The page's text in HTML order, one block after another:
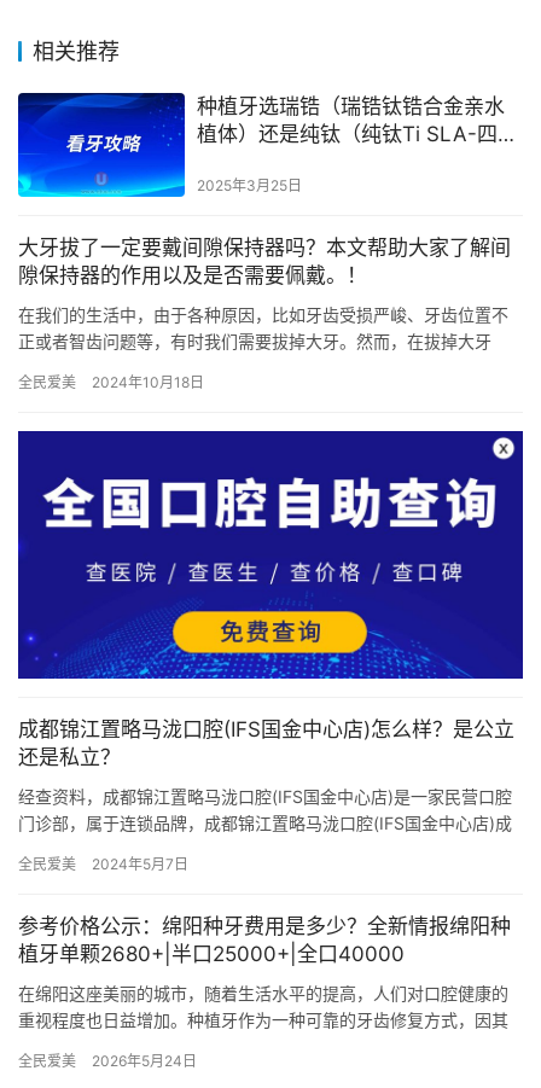
相关推荐
种植牙选瑞锆（瑞锆钛锆合金亲水
植体）还是纯钛（纯钛Ti SLA-四级
2025年3月25日
大牙拔了一定要戴间隙保持器吗？本文帮助大家了解间
隙保持器的作用以及是否需要佩戴。！
在我们的生活中，由于各种原因，比如牙齿受损严峻、牙齿位置不
正或者智齿问题等，有时我们需要拔掉大牙。然而，在拔掉大牙
们就来科…
全民爱美 2024年10月18日
成都锦江置略马泷口腔(IFS国金中心店)怎么样？是公立
还是私立？
经查资料，成都锦江置略马泷口腔(IFS国金中心店)是一家民营口腔
门诊部，属于连锁品牌，成都锦江置略马泷口腔(IFS国金中心店)成
全民爱美 2024年5月7日
参考价格公示：绵阳种牙费用是多少？全新情报绵阳种
植牙单颗2680+|半口25000+|全口40000
在绵阳这座美丽的城市，随着生活水平的提高，人们对口腔健康的
重视程度也日益增加。种植牙作为一种可靠的牙齿修复方式，因其
种植牙…
全民爱美 2026年5月24日